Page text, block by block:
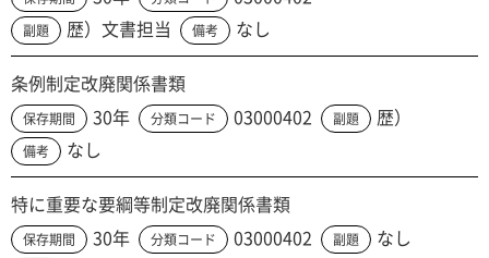
副題 歴）文書担当 備考 なし
条例制定改廃関係書類
保存期間 30年 分類コード 03000402 副題 歴）
備考 なし
特に重要な要綱等制定改廃関係書類
保存期間 30年 分類コード 03000402 副題 なし